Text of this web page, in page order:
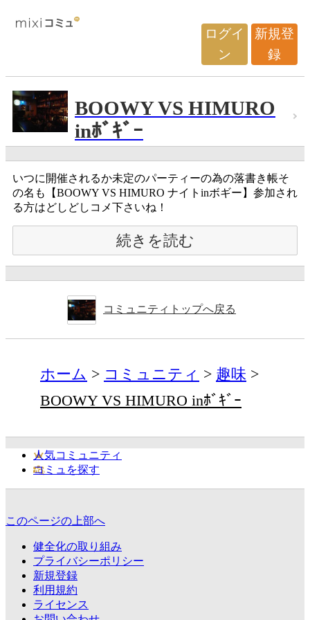
ログイ
ン
新規登
録
BOOWY VS HIMURO
inﾎﾞｷﾞｰ
いつに開催されるか未定のパーティーの為の落書き帳そ
の名も【BOOWY VS HIMURO ナイトinボギー】参加され
る方はどしどしコメ下さいね！
続きを読む
コミュニティトップへ戻る
ホーム コミュニティ
趣味
BOOWY VS HIMURO inﾎﾞｷﾞｰ
人気コミュニティ
コミュを探す
このページの上部へ
健全化の取り組み
プライバシーポリシー
新規登録
利用規約
ライセンス